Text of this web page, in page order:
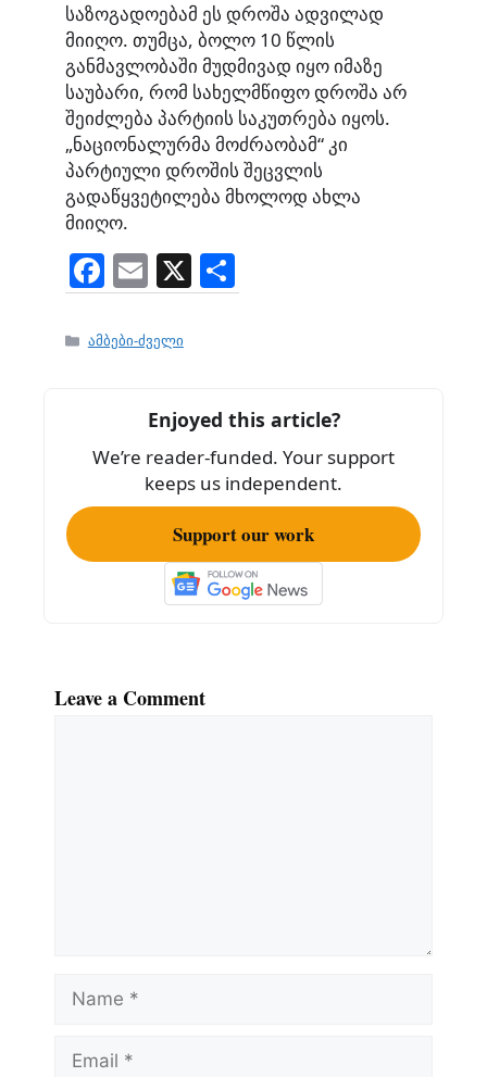
საზოგადოებამ ეს დროშა ადვილად
მიიღო. თუმცა, ბოლო 10 წლის
განმავლობაში მუდმივად იყო იმაზე
საუბარი, რომ სახელმწიფო დროშა არ
შეიძლება პარტიის საკუთრება იყოს.
„ნაციონალურმა მოძრაობამ“ კი
პარტიული დროშის შეცვლის
გადაწყვეტილება მხოლოდ ახლა
მიიღო.
F
a
c
o
o
k
E
m
ai
X
h
Categories
ამბები-ძველი
Enjoyed this article?
We’re reader-funded. Your support
keeps us independent.
Support our work
Leave a Comment
Name
Email